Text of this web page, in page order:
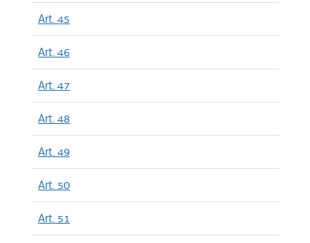
Art. 45
Art. 46
Art. 47
Art. 48
Art. 49
Art. 50
Art. 51